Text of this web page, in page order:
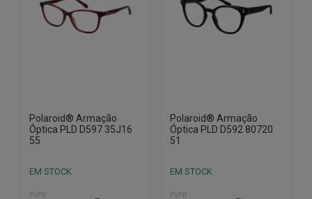
Polaroid® Armação
Óptica PLD D597 35J16
55
EM STOCK
PVPR
Polaroid® Armação
Óptica PLD D592 80720
51
EM STOCK
PVPR